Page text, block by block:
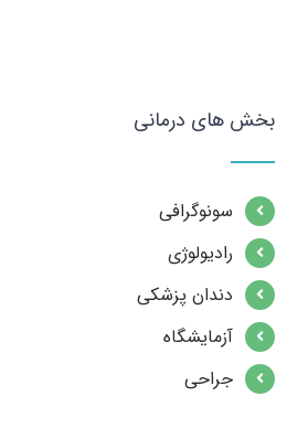
بخش های درمانی
سونوگرافی
رادیولوژی
دندان پزشکی
آزمایشگاه
جراحی